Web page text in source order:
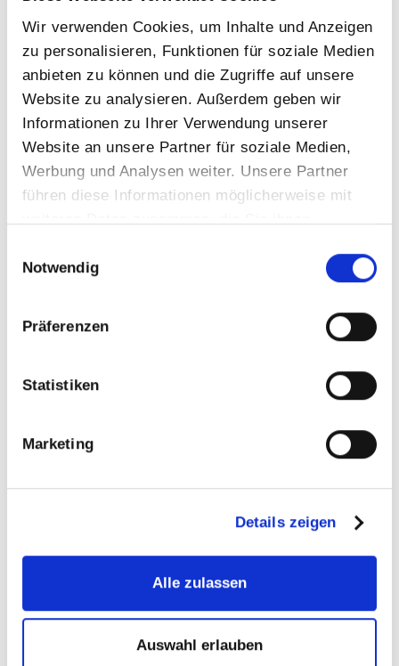
Wir verwenden Cookies, um Inhalte und Anzeigen
zu personalisieren, Funktionen für soziale Medien
anbieten zu können und die Zugriffe auf unsere
Website zu analysieren. Außerdem geben wir
Informationen zu Ihrer Verwendung unserer
Website an unsere Partner für soziale Medien,
Werbung und Analysen weiter. Unsere Partner
führen diese Informationen möglicherweise mit
weiteren Daten zusammen, die Sie ihnen
Nutzung der Dienste gesammelt haben.
Notwendig
Präferenzen
Statistiken
Marketing
Details zeigen
Alle zulassen
Auswahl erlauben
Mitarbeiterstimme
wie mit einem Auto: Fachmännische Pflege und
erkennen und zu vermeiden, sondern trägt
auch zu einer längeren Lebensdauer bei.
Unsere Partner